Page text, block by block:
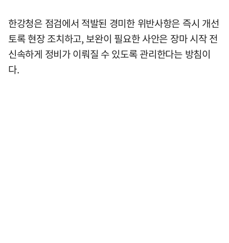
한강청은 점검에서 적발된 경미한 위반사항은 즉시 개선
토록 현장 조치하고, 보완이 필요한 사안은 장마 시작 전
신속하게 정비가 이뤄질 수 있도록 관리한다는 방침이
다.